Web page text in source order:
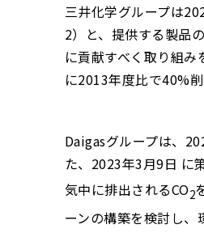
三井化学グループは
2）と、提供する製品
に貢献すべく取り組
に2013年度比で40%
Daigasグループは、
た、2023年3月9日 に
気中に排出されるCO2
ーンの構築を検討し、